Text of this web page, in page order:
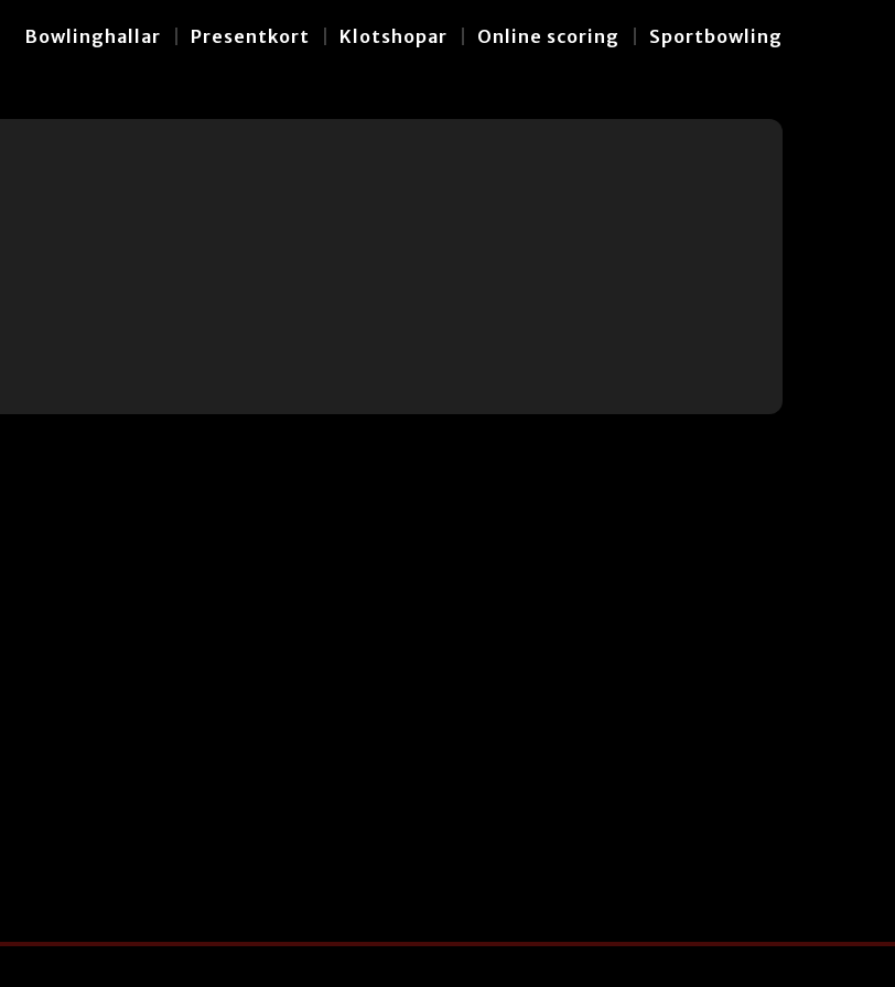
Bowlinghallar Presentkort Klotshopar Online scoring Sportbowling